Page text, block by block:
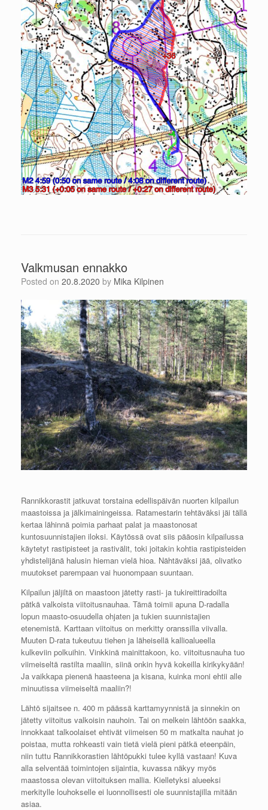
Valkmusan ennakko
Posted on 20.8.2020 by Mika Kilpinen
Rannikkorastit jatkuvat torstaina edellispäivän nuorten kilpailun
maastoissa ja jälkimainingeissa. Ratamestarin tehtäväksi jäi tällä
kertaa lähinnä poimia parhaat palat ja maastonosat
kuntosuunnistajien iloksi. Käytössä ovat siis pääosin kilpailussa
käytetyt rastipisteet ja rastivälit, toki joitakin kohtia rastipisteiden
yhdistelijänä halusin hieman vielä hioa. Nähtäväksi jää, olivatko
muutokset parempaan vai huonompaan suuntaan.
Kilpailun jäljiltä on maastoon jätetty rasti- ja tukireittiradoilta
pätkä valkoista viitoitusnauhaa. Tämä toimii apuna D-radalla
lopun maasto-osuudella ohjaten ja tukien suunnistajien
etenemistä. Karttaan viitoitus on merkitty oranssilla viivalla.
Muuten D-rata tukeutuu tiehen ja läheisellä kallioalueella
kulkeviin polkuihin. Vinkkinä mainittakoon, ko. viitoitusnauha tuo
viimeiseltä rastilta maaliin, siinä onkin hyvä kokeilla kirikykyään!
Ja vaikkapa pienenä haasteena ja kisana, kuinka moni ehtii alle
minuutissa viimeiseltä maaliin?!
Lähtö sijaitsee n. 400 m päässä karttamyynnistä ja sinnekin on
jätetty viitoitus valkoisin nauhoin. Tai on melkein lähtöön saakka,
innokkaat talkoolaiset ehtivät viimeisen 50 m matkalta nauhat jo
poistaa, mutta rohkeasti vain tietä vielä pieni pätkä eteenpäin,
niin tuttu Rannikkorastien lähtöpukki tulee kyllä vastaan! Kuva
alla selventää toimintojen sijaintia, kuvassa näkyy myös
maastossa olevan viitoituksen mallia. Kielletyksi alueeksi
merkitylle louhokselle ei luonnollisesti ole suunnistajilla mitään
asiaa.